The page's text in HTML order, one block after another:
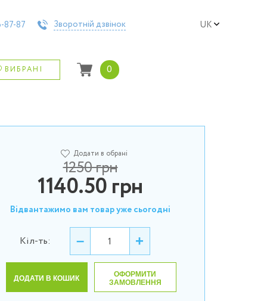
87-87 Зворотній дзвінок UK
ВИБРАНІ 0
Додати в обрані
1250 грн
1140.50грн
Відвантажимо вам товар уже сьогодні
Кіл-ть: – +
ДОДАТИ В КОШИК
ОФОРМИТИ
ЗАМОВЛЕННЯ